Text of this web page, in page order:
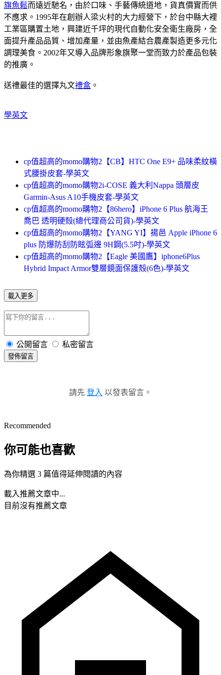
旗魚鬆而遠近馳名，由於口味、手藝傳統道地，貨真價實而供
不應求。1995年在創辦人梁火村的大力經營下，於台中縣大裡
工業區購置土地，興建近千坪的現代自動化安全衛生廠房，全
面提升產品品質、增加產量，並由魚產結合農產製造更多元化
調理美食。2002年又導入品牌形象旗聚一堂而致力於產品包裝
的推廣。
送禮最佳的選擇丸文禮盒 。
學英文
cp值超高的momo購物2【CB】HTC One E9+ 品味柔紋橫
式腰掛皮套-學英文
cp值超高的momo購物2i-COSE 義大利Nappa 頭層皮
Garmin-Asus A10手機皮套-學英文
cp值超高的momo購物2【86hero】iPhone 6 Plus 航海王
喬巴 透明硬殼(總代理商公司貨)-學英文
cp值超高的momo購物2【YANG YI】揚邑 Apple iPhone 6
plus 防爆防刮防眩弧邊 9H鋼(5.5吋)-學英文
cp值超高的momo購物2【Eagle 美國鷹】iphone6Plus
Hybrid Impact Armor雙層鏡面保護殼(6色)-學英文
載入更多
公開留言 私密留言
發佈留言
請先 登入 以發表留言。
Recommended
你可能也喜歡
為你精選 3 篇值得延伸閱讀的內容
載入推薦文章中...
目前沒有推薦文章